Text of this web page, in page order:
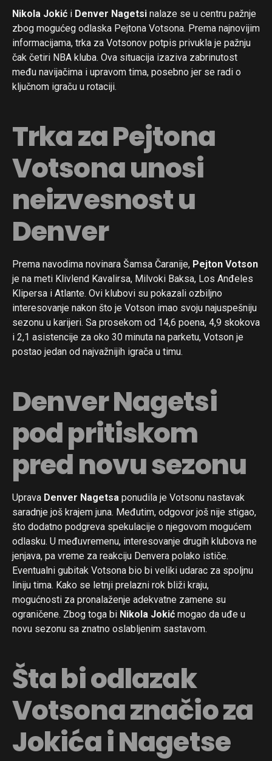
Nikola Jokić i Denver Nagetsi nalaze se u centru pažnje
zbog mogućeg odlaska Pejtona Votsona. Prema najnovijim
informacijama, trka za Votsonov potpis privukla je pažnju
čak četiri NBA kluba. Ova situacija izaziva zabrinutost
među navijačima i upravom tima, posebno jer se radi o
ključnom igraču u rotaciji.
Trka za Pejtona
Votsona unosi
neizvesnost u
Denver
Prema navodima novinara Šamsa Čaranije, Pejton Votson
je na meti Klivlend Kavalirsa, Milvoki Baksa, Los Anđeles
Klipersa i Atlante. Ovi klubovi su pokazali ozbiljno
interesovanje nakon što je Votson imao svoju najuspešniju
sezonu u karijeri. Sa prosekom od 14,6 poena, 4,9 skokova
i 2,1 asistencije za oko 30 minuta na parketu, Votson je
postao jedan od najvažnijih igrača u timu.
Denver Nagetsi
pod pritiskom
pred novu sezonu
Uprava Denver Nagetsa ponudila je Votsonu nastavak
saradnje još krajem juna. Međutim, odgovor još nije stigao,
što dodatno podgreva spekulacije o njegovom mogućem
odlasku. U međuvremenu, interesovanje drugih klubova ne
jenjava, pa vreme za reakciju Denvera polako ističe.
Eventualni gubitak Votsona bio bi veliki udarac za spoljnu
liniju tima. Kako se letnji prelazni rok bliži kraju,
mogućnosti za pronalaženje adekvatne zamene su
ograničene. Zbog toga bi Nikola Jokić mogao da uđe u
novu sezonu sa znatno oslabljenim sastavom.
Šta bi odlazak
Votsona značio za
Jokića i Nagetse